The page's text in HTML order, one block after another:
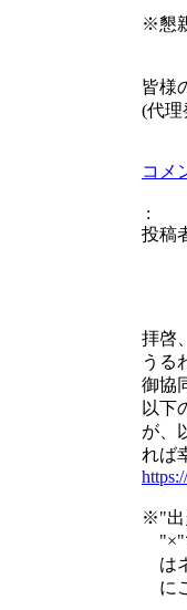
※懇
皆様
(代理
コメ
:
投稿
拝啓
うる
御協
以下
が、
れば
※"出
"×"
は
に